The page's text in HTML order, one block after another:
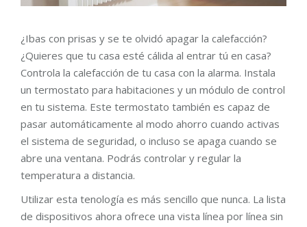
¿Ibas con prisas y se te olvidó apagar la calefacción?
¿Quieres que tu casa esté cálida al entrar tú en casa?
Controla la calefacción de tu casa con la alarma. Instala
un termostato para habitaciones y un módulo de control
en tu sistema. Este termostato también es capaz de
pasar automáticamente al modo ahorro cuando activas
el sistema de seguridad, o incluso se apaga cuando se
abre una ventana. Podrás controlar y regular la
temperatura a distancia.
Utilizar esta tenología es más sencillo que nunca. La lista
de dispositivos ahora ofrece una vista línea por línea sin